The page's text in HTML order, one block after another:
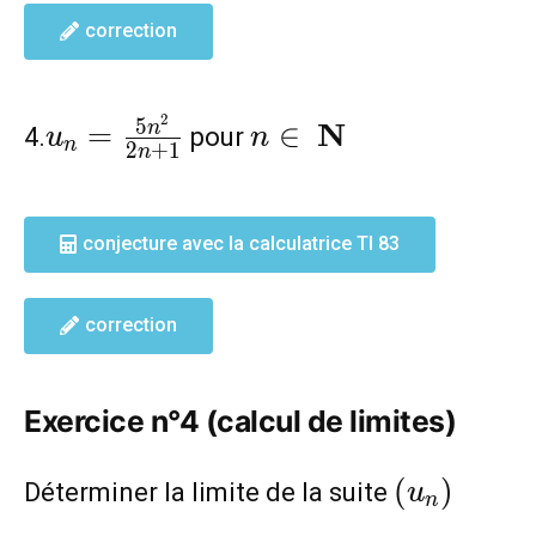
correction
4.u_n=\frac{5n^2}
{2n+1}
un = 2n+1
5n2
pourn\in
n ∈ N
conjecture avec la calculatrice TI 83
correction
Exercice n°4 (calcul de limites)
Déterminer la limite de la suite (u_n)
(un )